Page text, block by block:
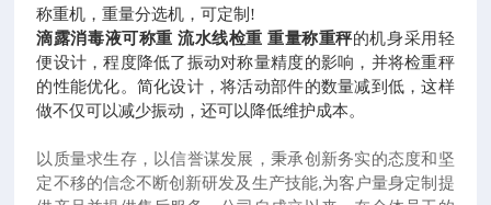
称重机，重量分选机，可定制 !
滴露消毒液可称重 流水线检重 重量称重秤的机身采用轻
便设计，程度降低了振动对称量精度的影响，并将检重秤
的性能优化。简化设计，将活动部件的数量减到低，这样
做不仅可以减少振动，还可以降低维护成本。
以质量求生存，以信誉谋发展，秉承创新务实的态度和坚
定不移的信念不断创新研发及生产技能,为客户量身定制提